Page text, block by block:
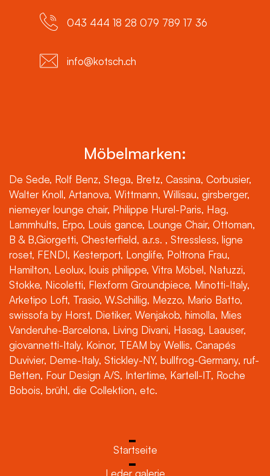
043 444 18 28 079 789 17 36
info@kotsch.ch
Möbelmarken:
De Sede, Rolf Benz, Stega, Bretz, Cassina, Corbusier,
Walter Knoll, Artanova, Wittmann, Willisau, girsberger,
niemeyer lounge chair, Philippe Hurel-Paris, Hag,
Lammhults, Erpo, Louis gance, Lounge Chair, Ottoman,
B & B,Giorgetti, Chesterfield, a.r.s. , Stressless, ligne
roset, FENDI, Kesterport, Longlife, Poltrona Frau,
Hamilton, Leolux, louis philippe, Vitra Möbel, Natuzzi,
Stokke, Nicoletti, Flexform Groundpiece, Minotti-Italy,
Arketipo Loft, Trasio, W.Schillig, Mezzo, Mario Batto,
swissofa by Horst, Dietiker, Wenjakob, himolla, Mies
Vanderuhe-Barcelona, Living Divani, Hasag, Laauser,
giovannetti-Italy, Koinor, TEAM by Wellis, Canapés
Duvivier, Deme-Italy, Stickley-NY, bullfrog-Germany, ruf-
Betten, Four Design A/S, Intertime, Kartell-IT, Roche
Bobois, brühl, die Collektion, etc.
Startseite
Leder galerie